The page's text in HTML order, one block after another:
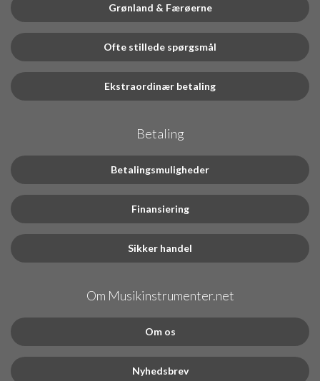
Grønland & Færøerne
Ofte stillede spørgsmål
Ekstraordinær betaling
Betaling
Betalingsmuligheder
Finansiering
Sikker handel
Om Musikinstrumenter.net
Om os
Nyhedsbrev